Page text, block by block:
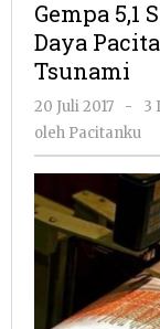
Gempa 5,1
Daya
Tsunami
20 Juli 2017
oleh
-
3
oleh Pacitanku